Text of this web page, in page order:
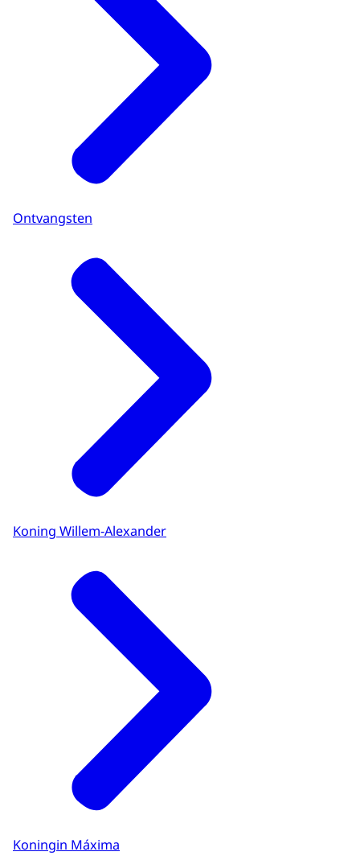
Ontvangsten
Koning Willem-Alexander
Koningin Máxima